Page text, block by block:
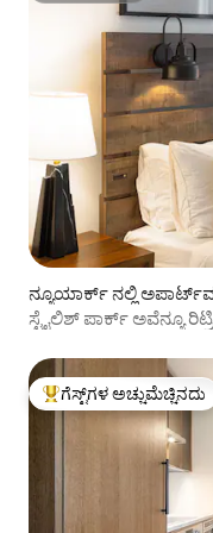
ನ್ಯೂಯಾರ್ಕ್ ನಲ್ಲಿ
ಸ್ಟೈಲಿಶ್ ಪಾರ್ಕ್ ಅವೆನ್ಯೂ
ಗೆಸ್ಟ್‌ಗಳಿಗೆ ಅತಿ ಹೆಚ್ಚು
ಗೆಸ್ಟ್‌ಗಳ ಅಚ್ಚುಮೆಚ್ಚಿನದು